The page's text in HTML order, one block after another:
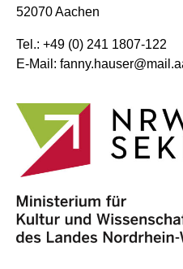
52070 Aachen
Tel.: +49 (0) 241 1807-122
E-Mail: f